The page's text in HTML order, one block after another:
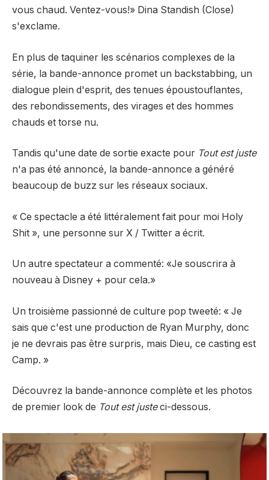
vous chaud. Ventez-vous!» Dina Standish (Close)
s'exclame.
En plus de taquiner les scénarios complexes de la
série, la bande-annonce promet un backstabbing, un
dialogue plein d'esprit, des tenues époustouflantes,
des rebondissements, des virages et des hommes
chauds et torse nu.
Tandis qu'une date de sortie exacte pour Tout est juste
n'a pas été annoncé, la bande-annonce a généré
beaucoup de buzz sur les réseaux sociaux.
« Ce spectacle a été littéralement fait pour moi Holy
Shit », une personne sur X / Twitter a écrit.
Un autre spectateur a commenté: «Je souscrira à
nouveau à Disney + pour cela.»
Un troisième passionné de culture pop tweeté: « Je
sais que c'est une production de Ryan Murphy, donc
je ne devrais pas être surpris, mais Dieu, ce casting est
Camp. »
Découvrez la bande-annonce complète et les photos
de premier look de Tout est justeci-dessous.